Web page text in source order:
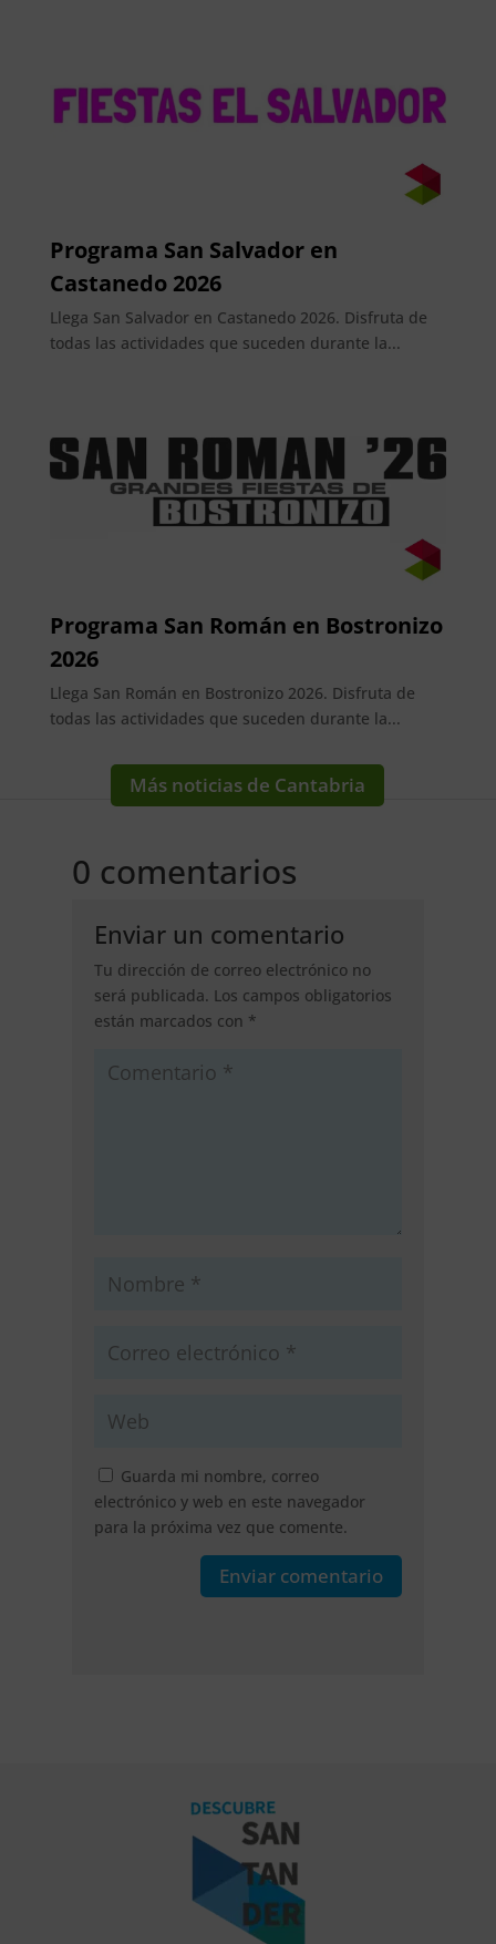
Programa San Salvador en
Castanedo 2026
Llega San Salvador en Castanedo 2026. Disfruta de
todas las actividades que suceden durante la...
Programa San Román en Bostronizo
2026
Llega San Román en Bostronizo 2026. Disfruta de
todas las actividades que suceden durante la...
Más noticias de Cantabria
0 comentarios
Enviar un comentario
Tu dirección de correo electrónico no
será publicada. Los campos obligatorios
están marcados con *
Guarda mi nombre, correo
electrónico y web en este navegador
para la próxima vez que comente.
Enviar comentario